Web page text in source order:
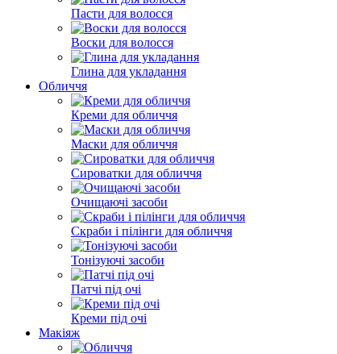
Пасти для волосся
Воски для волосся
Глина для укладання
Обличчя
Креми для обличчя
Маски для обличчя
Сироватки для обличчя
Очищаючі засоби
Скраби і пілінги для обличчя
Тонізуючі засоби
Патчі під очі
Креми під очі
Макіяж